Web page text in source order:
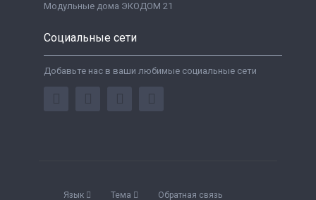
Модульные дома ЭКОДОМ 21
Социальные сети
Добавьте нас в ваши любимые социальные сети
Язык Тема Обратная связь